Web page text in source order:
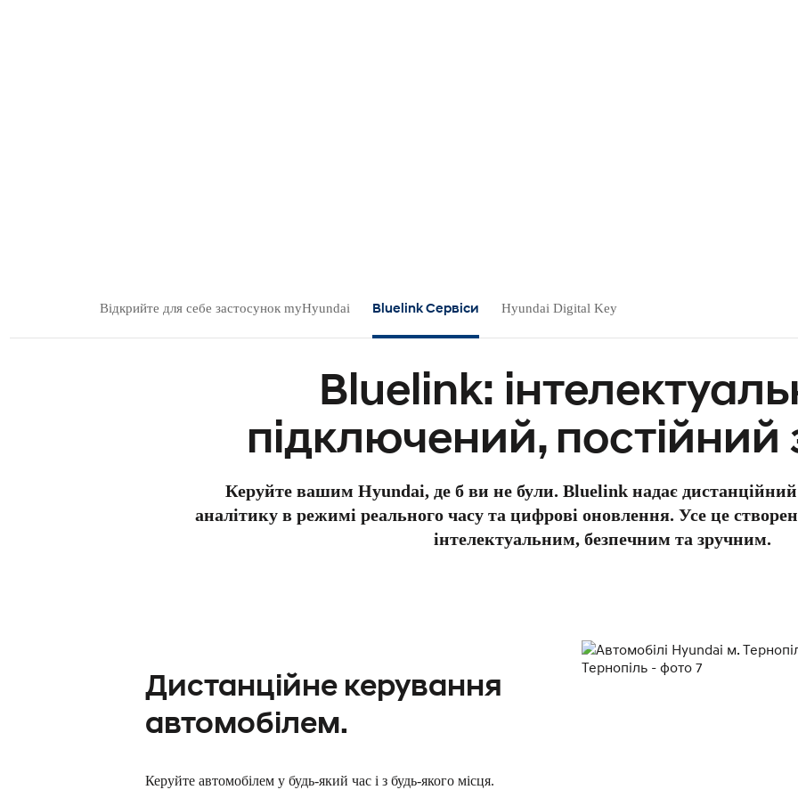
Відкрийте для себе застосунок myHyundai Bluelink Сервіси Hyundai Digital Key
Bluelink:
підключений, постійний
Керуйте вашим Hyundai, де б ви не були. Bluelink надає дистанційний
аналітику в режимі реального часу та цифрові оновлення. Усе це
інтелектуальним, безпечним та зручним.
Дистанційне керування
автомобілем.
Керуйте автомобілем у будь-який час і з будь-якого місця.